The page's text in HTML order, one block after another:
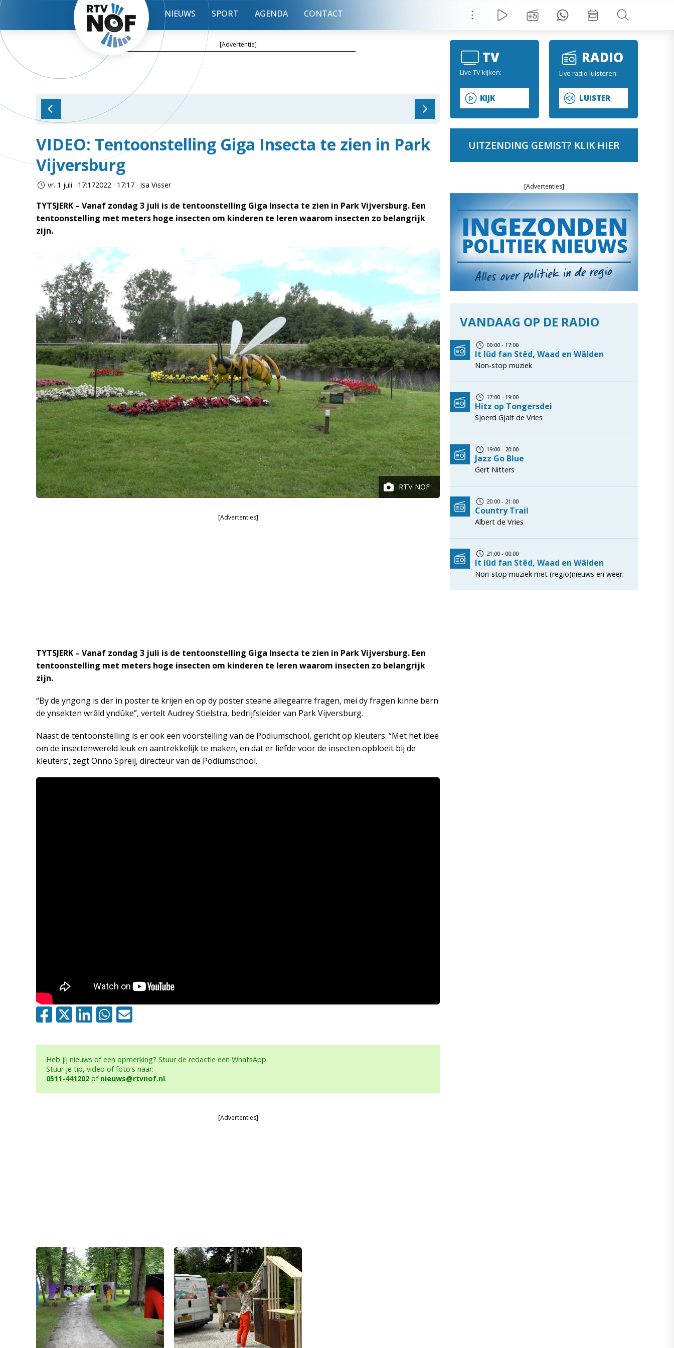
NIEUWS SPORT AGENDA CONTACT
[Advertentie]
VIDEO: Tentoonstelling Giga Insecta te zien in Park
Vijversburg
vr. 1 juli · 17:172022 · 17:17 · Isa Visser
TYTSJERK – Vanaf zondag 3 juli is de tentoonstelling Giga Insecta te zien in Park Vijversburg. Een
tentoonstelling met meters hoge insecten om kinderen te leren waarom insecten zo belangrijk
zijn.
RTV NOF
[Advertenties]
TYTSJERK – Vanaf zondag 3 juli is de tentoonstelling Giga Insecta te zien in Park Vijversburg. Een
tentoonstelling met meters hoge insecten om kinderen te leren waarom insecten zo belangrijk
zijn.
“By de yngong is der in poster te krijen en op dy poster steane allegearre fragen, mei dy fragen kinne bern
de ynsekten wrâld yndûke”, vertelt Audrey Stielstra, bedrijfsleider van Park Vijversburg.
Naast de tentoonstelling is er ook een voorstelling van de Podiumschool, gericht op kleuters. “Met het idee
om de insectenwereld leuk en aantrekkelijk te maken, en dat er liefde voor de insecten opbloeit bij de
kleuters’, zegt Onno Spreij, directeur van de Podiumschool.
Heb jij nieuws of een opmerking? Stuur de redactie een WhatsApp.
Stuur je tip, video of foto's naar:
0511-441202 of nieuws@rtvnof.nl.
[Advertenties]
TV
Live TV kijken:
KIJK
RADIO
Live radio luisteren:
LUISTER
UITZENDING GEMIST? KLIK HIER
[Advertenties]
VANDAAG OP DE RADIO
00:00 - 17:00
It lûd fan Stêd, Waad en Wâlden
Non-stop muziek
17:00 - 19:00
Hitz op Tongersdei
Sjoerd Gjalt de Vries
19:00 - 20:00
Jazz Go Blue
Gert Nitters
20:00 - 21:00
Country Trail
Albert de Vries
21:00 - 00:00
It lûd fan Stêd, Waad en Wâlden
Non-stop muziek met (regio)nieuws en weer.